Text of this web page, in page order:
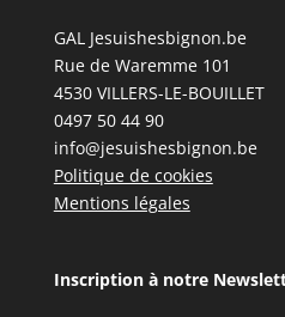
GAL Jesuishesbignon.be
Rue de Waremme 101
4530 VILLERS-LE-BOUILLET
0497 50 44 90
info@jesuishesbignon.be
Politique de cookies
Mentions légales
Inscription à notre